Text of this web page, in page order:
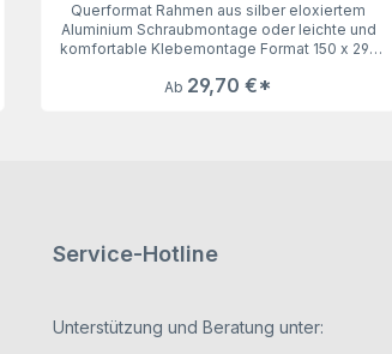
Querformat Rahmen aus silber eloxiertem
Aluminium Schraubmontage oder leichte und
komfortable Klebemontage Format 150 x 299
bedruckbarer Beschriftungseinlage
Außer Sie legen ein Rettungszeichen ein (z. B.
Fluchtwegzeichen oder Brandschutzzeichen).
unser Türschild viel Raum für die persönliche
Gestaltung.Bei neuen Türschildern sind die
Ab 29,70 €*
Service-Hotline
Unterstützung und Beratung unter: